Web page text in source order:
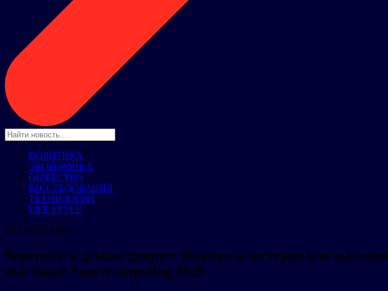
ПОЛИТИКА
ЭКОНОМИКА
ОБЩЕСТВО
РАССЛЕДОВАНИЯ
ТЕХНОЛОГИИ
LIFE STYLE
ТЕХНОЛОГИИ
Supermicro демонстрирует будущее кластеров для
выставке Supercomputing 2025